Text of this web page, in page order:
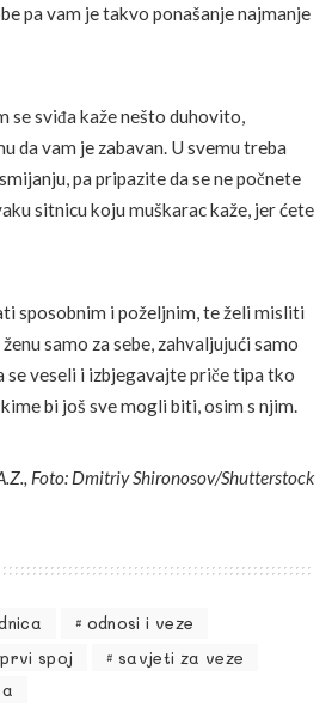
pa vam je takvo ponašanje najmanje
se sviđa kaže nešto duhovito,
da vam je zabavan. U svemu treba
pa pripazite da se ne počnete
sitnicu koju muškarac kaže, jer ćete
sposobnim i poželjnim, te želi misliti
samo za sebe, zahvaljujući samo
se veseli i izbjegavajte priče tipa tko
kime bi još sve mogli biti, osim s njim.
Foto: Dmitriy Shironosov/Shutterstock
odnosi i veze
prvi spoj
savjeti za veze